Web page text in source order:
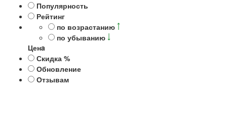
Популярность
Рейтинг
по возрастанию
по убыванию
Ценa
Скидка %
Обновление
Отзывам